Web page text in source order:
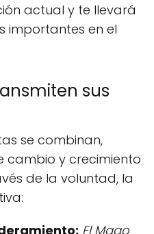
actual y te llevará
importantes en el
sus
se combinan,
cambio y crecimiento
de la voluntad, la
El Mago